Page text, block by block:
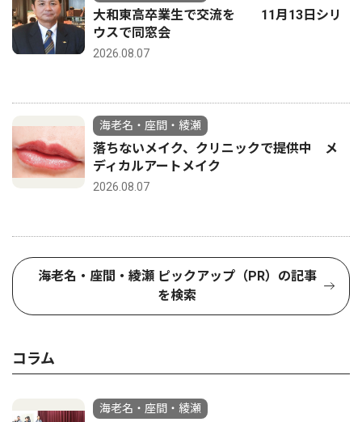
大和東高卒業生で交流を 11月13日シリ
ウスで同窓会
2026.08.07
海老名・座間・綾瀬
落ちないメイク、クリニックで提供中 メ
ディカルアートメイク
2026.08.07
海老名・座間・綾瀬 ピックアップ（PR）の記事
を検索
コラム
海老名・座間・綾瀬